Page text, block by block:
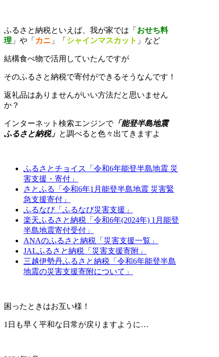
ふるさと納税といえば、我が家では「 おせち料
理 」や「 カニ 」「 シャインマスカット 」など
結構食べ物で活用していたんですが
そのふるさと納税で寄付ができるそうなんです！
返礼品はありませんがいい方法だと思いません
か？
インターネット検索エンジンで「能登半島地震
ふるさと納税」 と調べると色々出てきますよ
ふるさとチョイス「令和6年能登半島地震 災
害支援・寄付」
さとふる「令和6年1月能登半島地震 災害緊
急支援寄付」
ふるなび「ふるなび災害支援」
楽天ふるさと納税「令和6年(2024年) 1月能登
半島地震寄付受付」
ANAのふるさと納税「災害支援一覧」
JALふるさと納税「災害支援寄附」
三越伊勢丹ふるさと納税「令和6年能登半島
地震の災害支援寄附について」
困ったときはお互い様！
1日も早く平和な日常が戻りますように…